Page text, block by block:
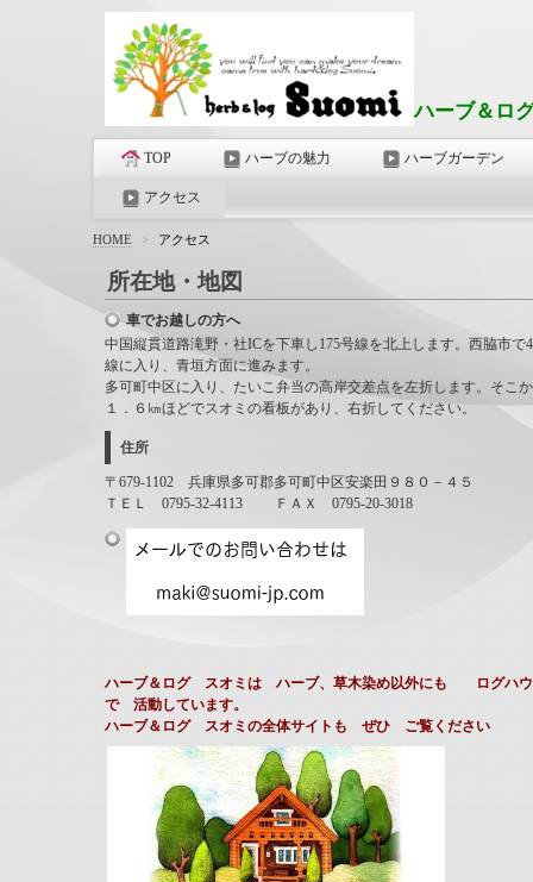
ハーブ＆ロ
TOP ハーブの魅力 ハーブガーデン
アクセス
HOME > アクセス
所在地・地図
車でお越しの方へ
中国縦貫道路滝野・社ICを下車し175号線を北上します。西脇市で
線に入り、青垣方面に進みます。
多可町中区に入り、たいこ弁当の高岸交差点を左折します。そこ
１．６㎞ほどでスオミの看板があり、右折してください。
住所
〒679-1102 兵庫県多可郡多可町中区安楽田９８０－４５
ＴＥＬ 0795-32-4113 ＦＡＸ 0795-20-3018
ハーブ＆ログ スオミは ハーブ、草木染め以外にも ログハウ
で 活動しています。
ハーブ＆ログ スオミの全体サイトも ぜひ ご覧ください